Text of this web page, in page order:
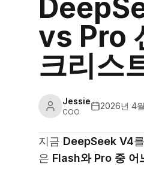
vs Pro
크리스
Jessie
COO
2026년 4
지금 DeepSeek V4
은 Flash와 Pro 중 어